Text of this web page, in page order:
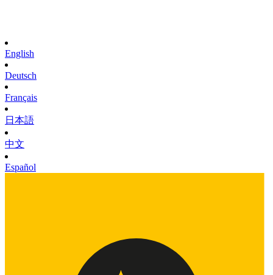
English
Deutsch
Français
日本語
中文
Español